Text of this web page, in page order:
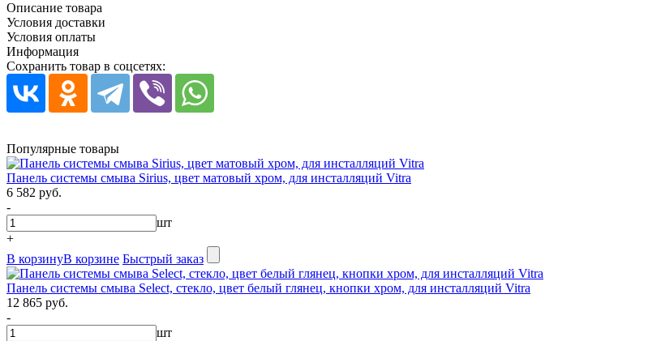
Описание товара
Условия доставки
Условия оплаты
Информация
Сохранить товар в соцсетях:
Популярные товары
Панель системы смыва Sirius, цвет матовый хром, для инсталляций Vitra
6 582 руб.
-
шт
+
В корзинуВ корзине Быстрый заказ
Панель системы смыва Select, стекло, цвет белый глянец, кнопки хром, для инсталляций Vitra
12 865 руб.
-
шт